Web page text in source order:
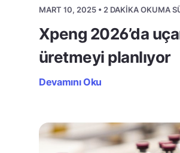
MART 10, 2025 • 2 DAKIKA OKUMA
Xpeng 2026’da
üretmeyi planlıyor
Devamını Oku